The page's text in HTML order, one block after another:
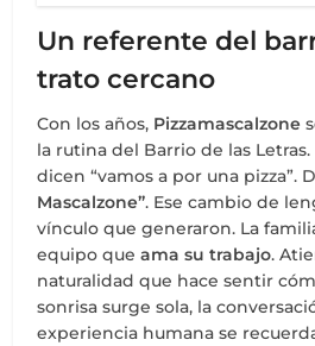
Un referente del
trato cercano
Con los años, Pizzamascalzone
la rutina del Barrio de las
dicen “vamos a por una pizza”.
Mascalzone”. Ese cambio de
vínculo que generaron. La
equipo queama su trabajo.
naturalidad que hace sentir
sonrisa surge sola, la
experiencia humana se